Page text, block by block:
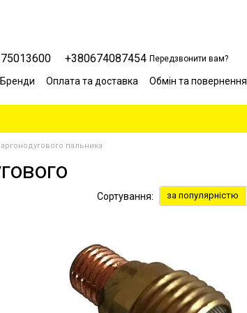
+380674087454 Передзвонити вам?
Бренди Оплата та доставка
Обмін та повернення
пальника
Сортування: за популярністю